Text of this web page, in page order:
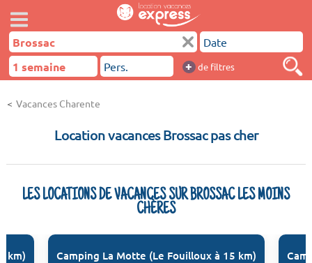
+ de filtres
Vacances Charente
Location vacances Brossac pas cher
LES LOCATIONS DE VACANCES SUR BROSSAC LES MOINS
CHÈRES
km) Camping La Motte (Le Fouilloux à 15 km)